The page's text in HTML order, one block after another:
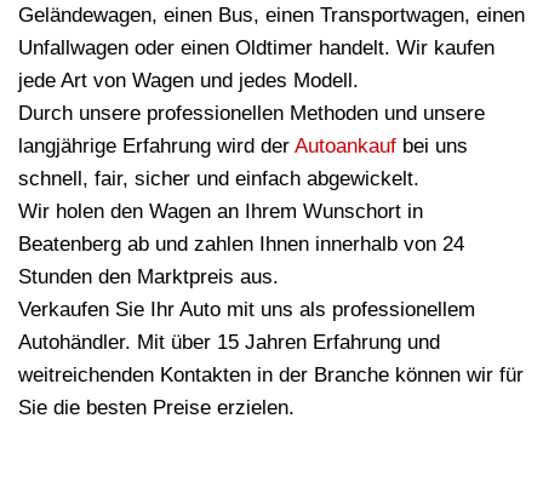
Geländewagen, einen Bus, einen Transportwagen, einen
Unfallwagen oder einen Oldtimer handelt. Wir kaufen
jede Art von Wagen und jedes Modell.
Durch unsere professionellen Methoden und unsere
langjährige Erfahrung wird der Autoankauf bei uns
schnell, fair, sicher und einfach abgewickelt.
Wir holen den Wagen an Ihrem Wunschort in
Beatenberg ab und zahlen Ihnen innerhalb von 24
Stunden den Marktpreis aus.
Verkaufen Sie Ihr Auto mit uns als professionellem
Autohändler. Mit über 15 Jahren Erfahrung und
weitreichenden Kontakten in der Branche können wir für
Sie die besten Preise erzielen.